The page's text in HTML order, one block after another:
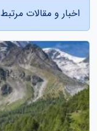
اخبار و مقالات مرتبط